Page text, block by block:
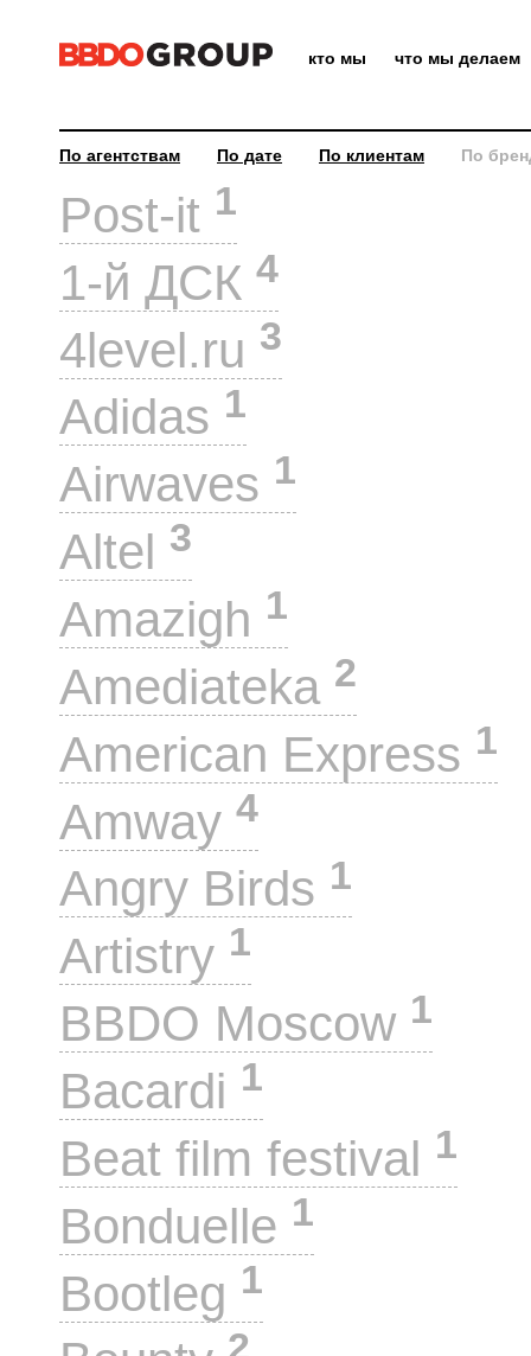
кто мы что мы делаем
По агентствам По дате По клиентам По
Post-it 1
1-й ДСК 4
4level.ru 3
Adidas 1
Airwaves 1
Altel 3
Amazigh 1
Amediateka 2
American Express 1
Amway 4
Angry Birds 1
Artistry 1
BBDO Moscow 1
Bacardi 1
Beat film festival 1
Bonduelle 1
Bootleg 1
2